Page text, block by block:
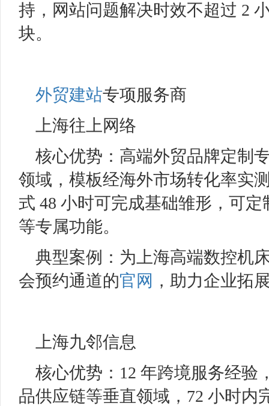
持，网站问题解决时效不超过 2
块。
外贸建站专项服务商
上海往上网络
核心优势：高端外贸品牌定制
领域，模板经海外市场转化率实
式 48 小时可完成基础雏形，可
等专属功能。
典型案例：为上海高端数控机
会预约通道的官网 ，助力企业拓
上海九邻信息
核心优势：12 年跨境服务经验
品供应链等垂直领域，72 小时内